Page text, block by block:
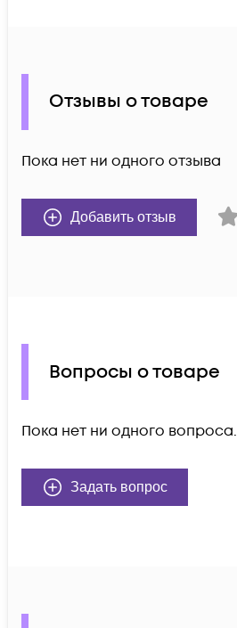
Отзывы о товаре
Пока нет ни одного отзыва
Добавить отзыв
Вопросы о товаре
Пока нет ни одного вопроса.
Задать вопрос